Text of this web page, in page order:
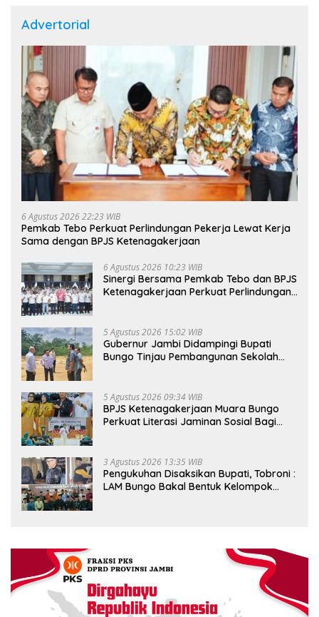
Advertorial
6 Agustus 2026 22:23 WIB
Pemkab Tebo Perkuat Perlindungan Pekerja Lewat Kerja
Sama dengan BPJS Ketenagakerjaan
6 Agustus 2026 10:23 WIB
Sinergi Bersama Pemkab Tebo dan BPJS
Ketenagakerjaan Perkuat Perlindungan
5 Agustus 2026 15:02 WIB
Gubernur Jambi Didampingi Bupati
Bungo Tinjau Pembangunan Sekolah
5 Agustus 2026 09:34 WIB
BPJS Ketenagakerjaan Muara Bungo
Perkuat Literasi Jaminan Sosial Bagi
3 Agustus 2026 13:35 WIB
Pengukuhan Disaksikan Bupati, Tobroni :
LAM Bungo Bakal Bentuk Kelompok